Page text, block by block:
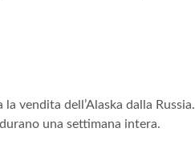
vendita dell’Alaska dalla Russia.
una settimana intera.